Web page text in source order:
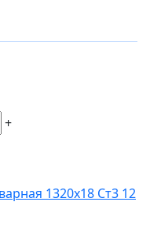
+
1320х18 Ст3 12